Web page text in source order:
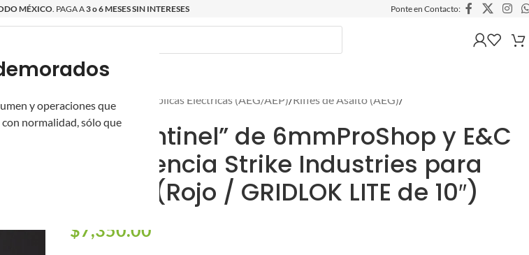
y operaciones que
normalidad, sólo que
MÉXICO . PAGA A3 o 6 MESES SIN INTERESES Ponte en Contacto:
Inicio Réplicas Eléctricas (AEG/AEP)/Rifles de Asalto (AEG)/
M4 “Sentinel” de 6mmProShop y E&C
con Licencia Strike Industries para
Airsoft (Rojo / GRIDLOK LITE de 10″)
$7,350.00